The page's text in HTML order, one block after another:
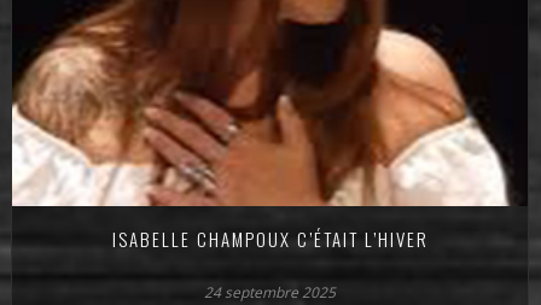
ISABELLE CHAMPOUX C’ÉTAIT L’HIVER
24 septembre 2025